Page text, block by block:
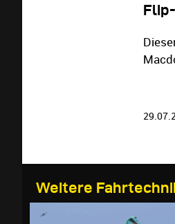
Weitere